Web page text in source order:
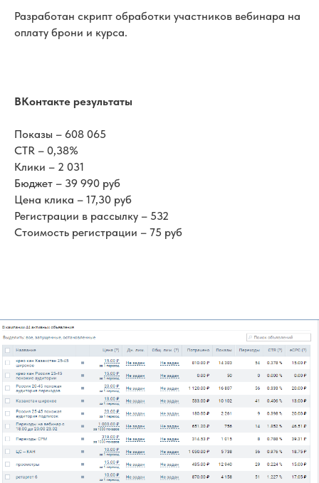
Разработан скрипт обработки участников вебинара на
оплату брони и курса.
ВКонтакте результаты
Показы – 608 065
CTR – 0,38%
Клики – 2 031
Бюджет – 39 990 руб
Цена клика – 17,30 руб
Регистрации в рассылку – 532
Стоимость регистрации – 75 руб